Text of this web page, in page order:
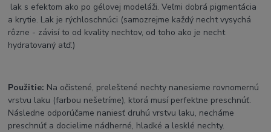
lak s efektom ako po gélovej modeláži. Veľmi dobrá pigmentácia
a krytie. Lak je rýchloschnúci (samozrejme každý necht vysychá
rôzne - závisí to od kvality nechtov, od toho ako je necht
hydratovaný atď.)
Použitie: Na očistené, preleštené nechty nanesieme rovnomernú
vrstvu laku (farbou nešetríme), ktorá musí perfektne preschnúť.
Následne odporúčame naniesť druhú vrstvu laku, necháme
preschnúť a docielime nádherné, hladké a lesklé nechty.